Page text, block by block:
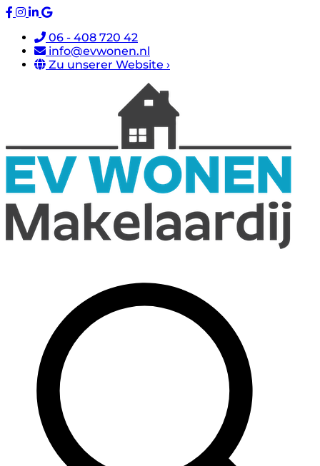
06 - 408 720 42
info@evwonen.nl
Zu unserer Website ›